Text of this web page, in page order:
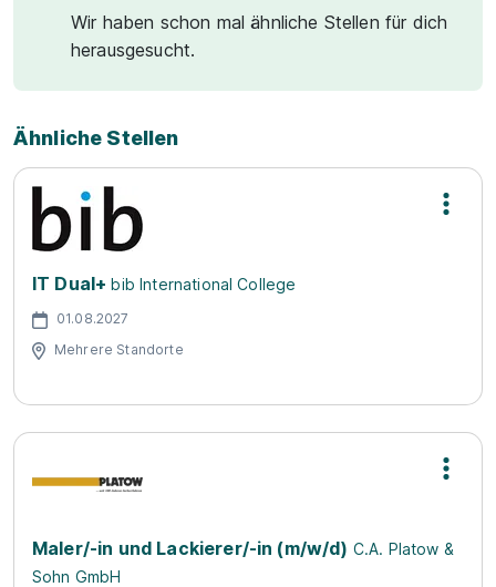
Wir haben schon mal ähnliche Stellen für dich
herausgesucht.
Ähnliche Stellen
IT Dual+ bib International College
01.08.2027
Mehrere Standorte
Maler/-in und Lackierer/-in (m/w/d) C.A. Platow &
Sohn GmbH